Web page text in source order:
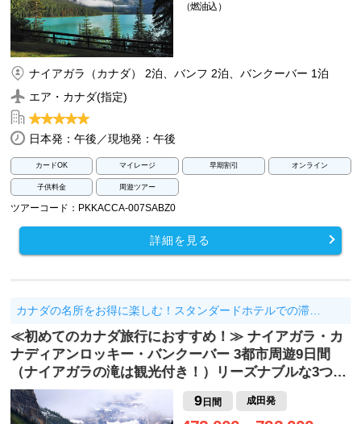
（燃油込）
ナイアガラ（カナダ） 2泊、バンフ 2泊、バンクーバー 1泊
エア・カナダ(指定)
日本発：午後／現地発：午後
カードOK マイレージ 早期割引 オンライン
子供料金 周遊ツアー
ツアーコード：PKKACCA-007SABZ0
詳細を見る
カナダの名所をお得に楽しむ！スタンダードホテルでの滞…
≪初めてのカナダ旅行におすすめ！≫ ナイアガラ・カ
ナディアンロッキー・バンクーバー 3都市周遊9日間
（ナイアガラの滝は観光付き！）リーズナブルな3つ…
9日間 成田発